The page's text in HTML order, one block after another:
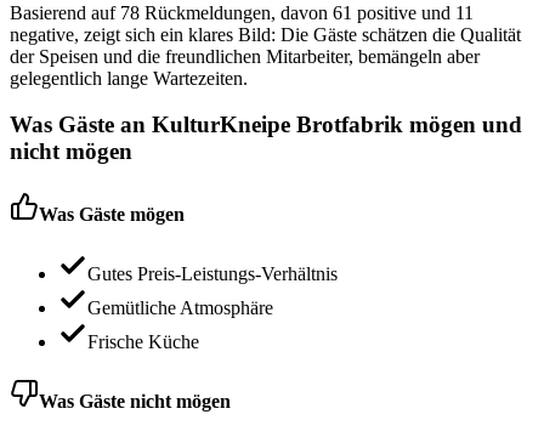
Basierend auf 78 Rückmeldungen, davon 61 positive und 11
negative, zeigt sich ein klares Bild: Die Gäste schätzen die Qualität
der Speisen und die freundlichen Mitarbeiter, bemängeln aber
gelegentlich lange Wartezeiten.
Was Gäste an KulturKneipe Brotfabrik mögen und
nicht mögen
Was Gäste mögen
Gutes Preis-Leistungs-Verhältnis
Gemütliche Atmosphäre
Frische Küche
Was Gäste nicht mögen